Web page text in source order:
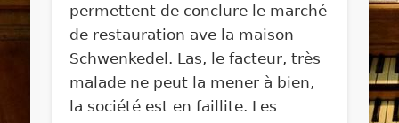
permettent de conclure le marché
de restauration ave la maison
Schwenkedel. Las, le facteur, très
malade ne peut la mener à bien,
la société est en faillite. Les